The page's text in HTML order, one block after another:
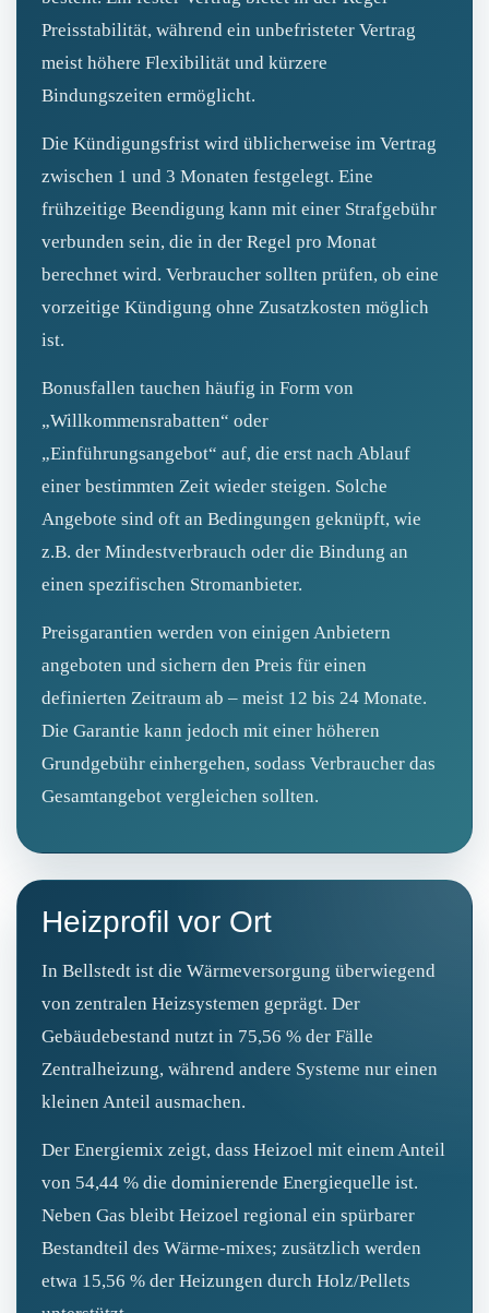
Preisstabilität, während ein unbefristeter Vertrag
meist höhere Flexibilität und kürzere
Bindungszeiten ermöglicht.
Die Kündigungsfrist wird üblicherweise im Vertrag
zwischen 1 und 3 Monaten festgelegt. Eine
frühzeitige Beendigung kann mit einer Strafgebühr
verbunden sein, die in der Regel pro Monat
berechnet wird. Verbraucher sollten prüfen, ob eine
vorzeitige Kündigung ohne Zusatzkosten möglich
ist.
Bonusfallen tauchen häufig in Form von
„Willkommensrabatten“ oder
„Einführungsangebot“ auf, die erst nach Ablauf
einer bestimmten Zeit wieder steigen. Solche
Angebote sind oft an Bedingungen geknüpft, wie
z.B. der Mindestverbrauch oder die Bindung an
einen spezifischen Stromanbieter.
Preisgarantien werden von einigen Anbietern
angeboten und sichern den Preis für einen
definierten Zeitraum ab – meist 12 bis 24 Monate.
Die Garantie kann jedoch mit einer höheren
Grundgebühr einhergehen, sodass Verbraucher das
Gesamtangebot vergleichen sollten.
Heizprofil vor Ort
In Bellstedt ist die Wärmeversorgung überwiegend
von zentralen Heizsystemen geprägt. Der
Gebäudebestand nutzt in 75,56 % der Fälle
Zentralheizung, während andere Systeme nur einen
kleinen Anteil ausmachen.
Der Energiemix zeigt, dass Heizoel mit einem Anteil
von 54,44 % die dominierende Energiequelle ist.
Neben Gas bleibt Heizoel regional ein spürbarer
Bestandteil des Wärme‑mixes; zusätzlich werden
etwa 15,56 % der Heizungen durch Holz/Pellets